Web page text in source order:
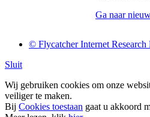
Ga naar
© Flycatcher Internet Research
Sluit
Wij gebruiken cookies om onze
veiliger te maken.
Bij Cookies toestaan gaat u akkoord